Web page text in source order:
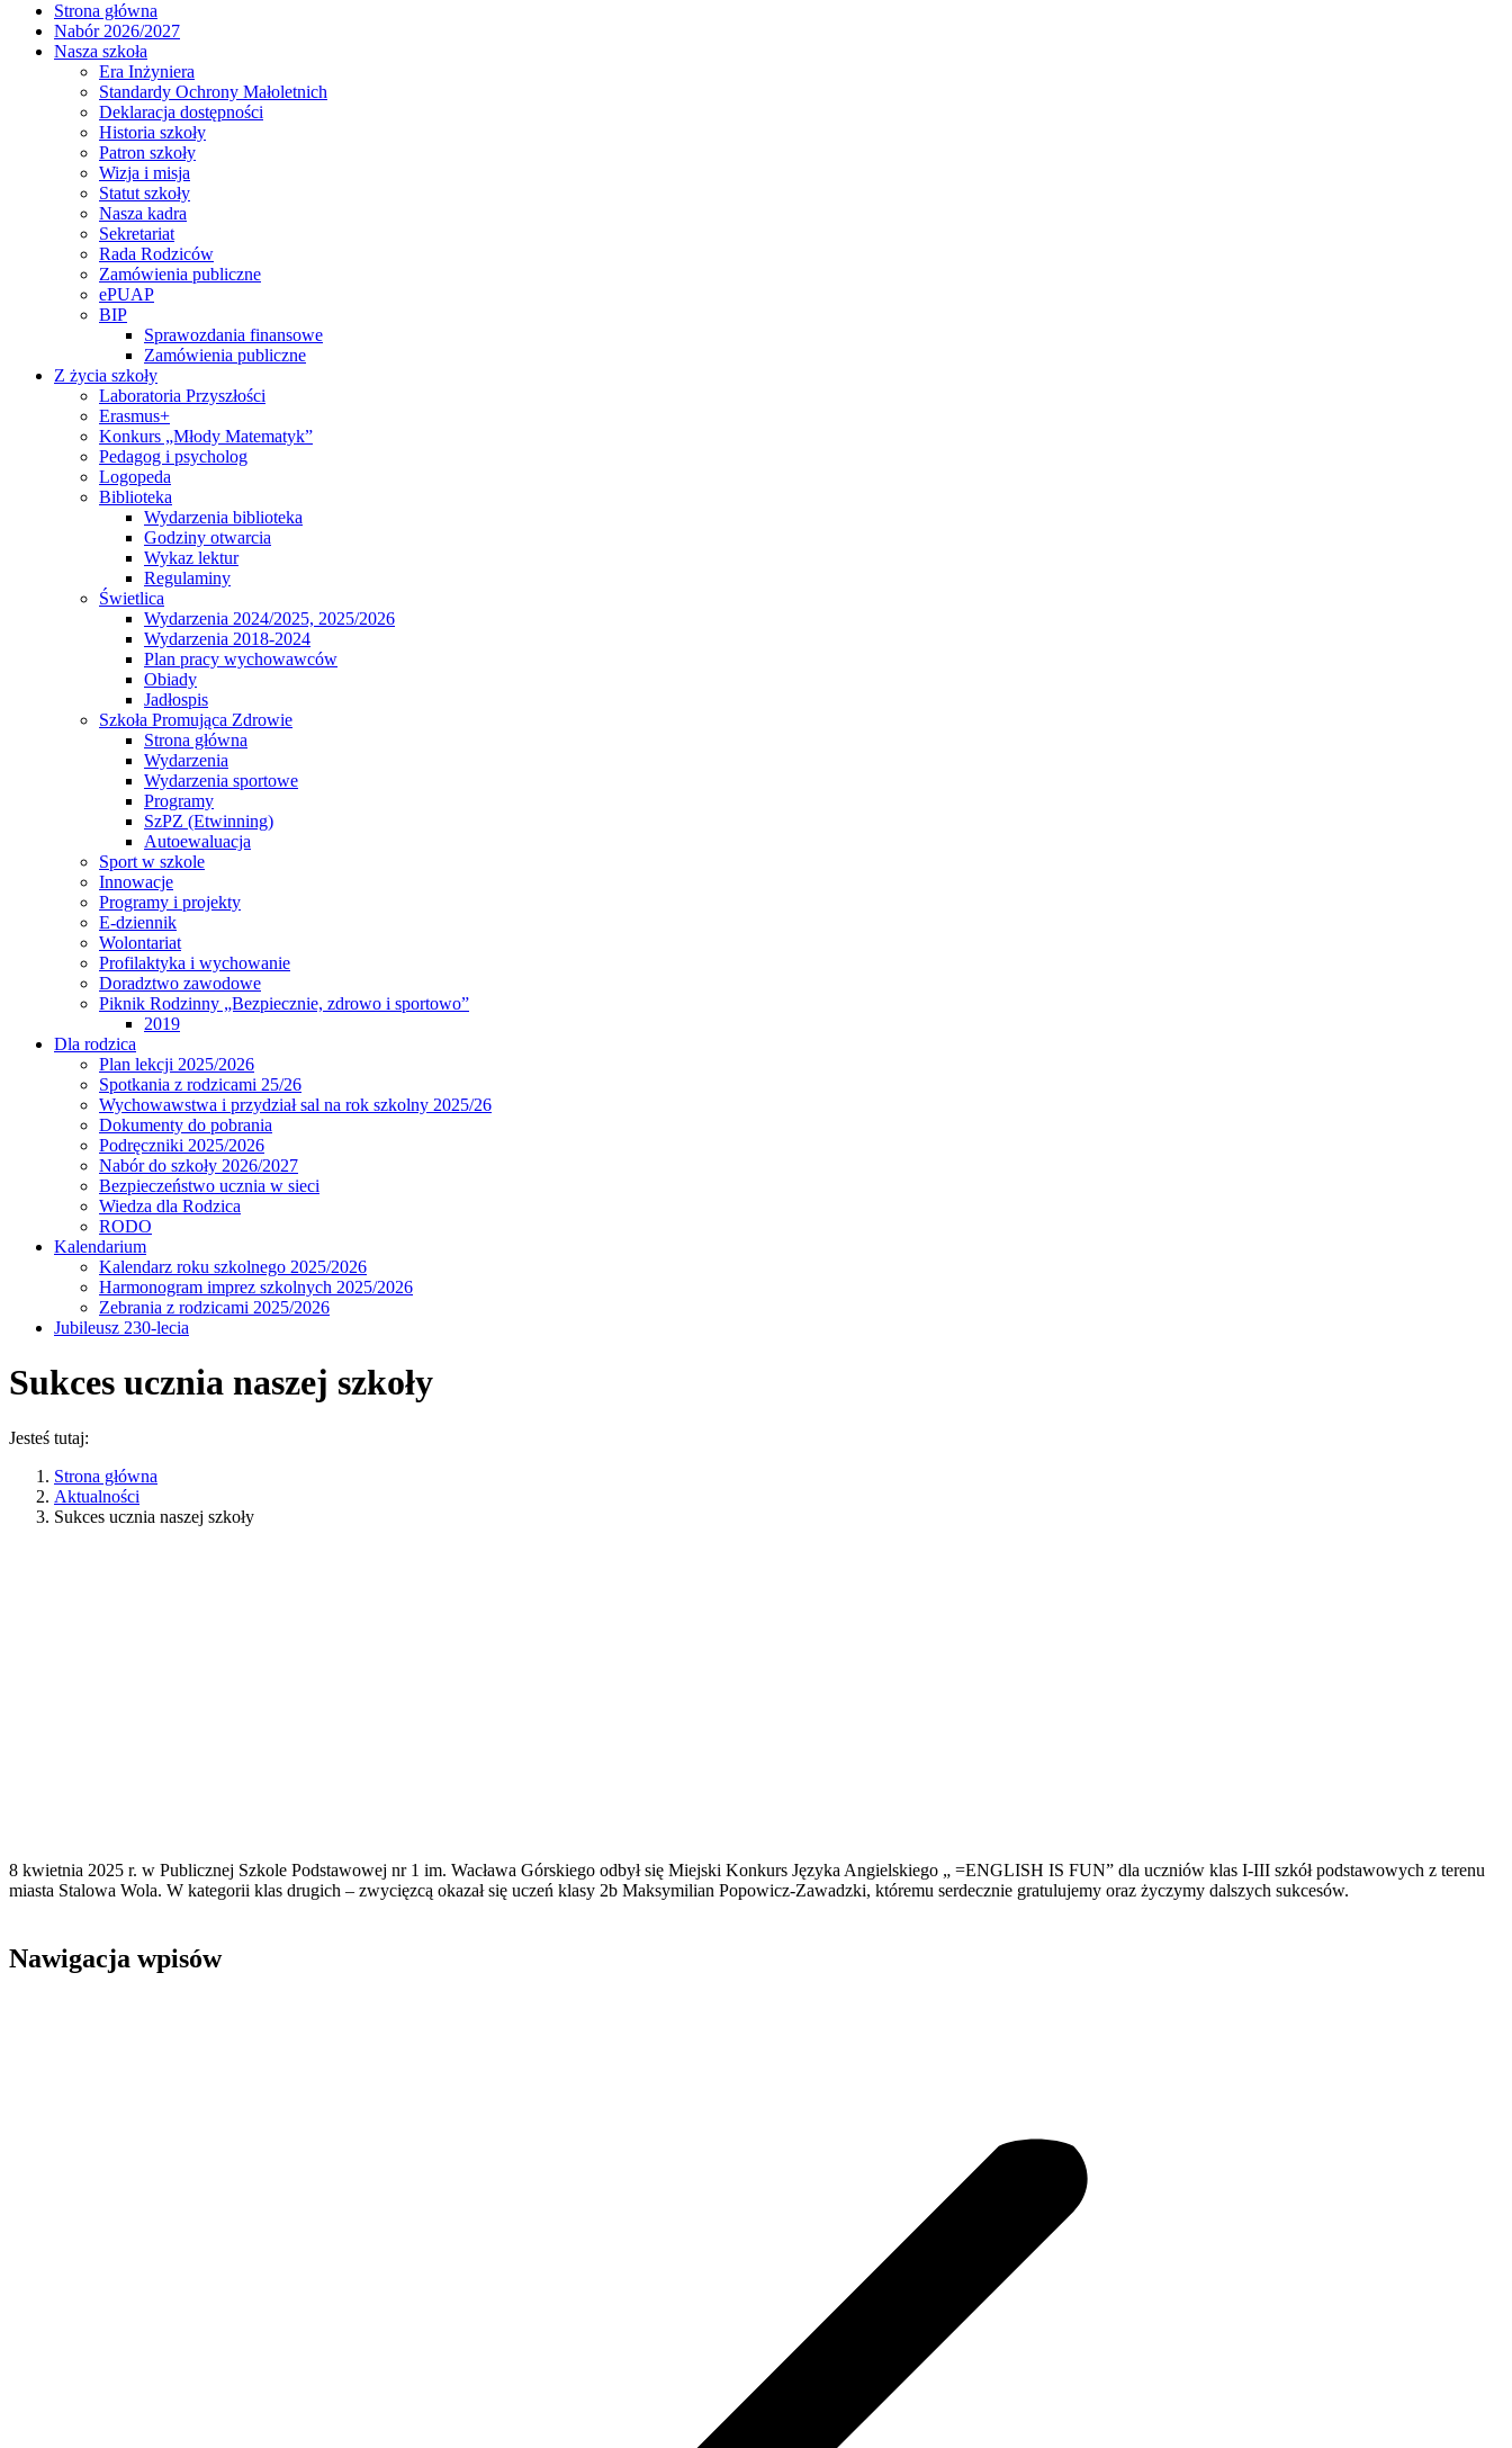
Strona główna
Nabór 2026/2027
Nasza szkoła
Era Inżyniera
Standardy Ochrony Małoletnich
Deklaracja dostępności
Historia szkoły
Patron szkoły
Wizja i misja
Statut szkoły
Nasza kadra
Sekretariat
Rada Rodziców
Zamówienia publiczne
ePUAP
BIP
Sprawozdania finansowe
Zamówienia publiczne
Z życia szkoły
Laboratoria Przyszłości
Erasmus+
Konkurs „Młody Matematyk”
Pedagog i psycholog
Logopeda
Biblioteka
Wydarzenia biblioteka
Godziny otwarcia
Wykaz lektur
Regulaminy
Świetlica
Wydarzenia 2024/2025, 2025/2026
Wydarzenia 2018-2024
Plan pracy wychowawców
Obiady
Jadłospis
Szkoła Promująca Zdrowie
Strona główna
Wydarzenia
Wydarzenia sportowe
Programy
SzPZ (Etwinning)
Autoewaluacja
Sport w szkole
Innowacje
Programy i projekty
E-dziennik
Wolontariat
Profilaktyka i wychowanie
Doradztwo zawodowe
Piknik Rodzinny „Bezpiecznie, zdrowo i sportowo”
2019
Dla rodzica
Plan lekcji 2025/2026
Spotkania z rodzicami 25/26
Wychowawstwa i przydział sal na rok szkolny 2025/26
Dokumenty do pobrania
Podręczniki 2025/2026
Nabór do szkoły 2026/2027
Bezpieczeństwo ucznia w sieci
Wiedza dla Rodzica
RODO
Kalendarium
Kalendarz roku szkolnego 2025/2026
Harmonogram imprez szkolnych 2025/2026
Zebrania z rodzicami 2025/2026
Jubileusz 230-lecia
Sukces ucznia naszej szkoły
Jesteś tutaj:
Strona główna
Aktualności
Sukces ucznia naszej szkoły
8 kwietnia 2025 r. w Publicznej Szkole Podstawowej nr 1 im. Wacława Górskiego odbył się Miejski Konkurs Języka Angielskiego „ =ENGLISH IS FUN” dla uczniów klas I-III szkół podstawowych z terenu
miasta Stalowa Wola. W kategorii klas drugich – zwycięzcą okazał się uczeń klasy 2b Maksymilian Popowicz-Zawadzki, któremu serdecznie gratulujemy oraz życzymy dalszych sukcesów.
Nawigacja wpisów